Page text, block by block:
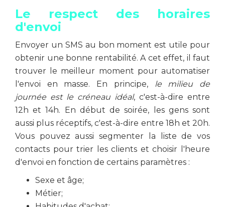
Le respect des horaires
d'envoi
Envoyer un SMS au bon moment est utile pour
obtenir une bonne rentabilité. A cet effet, il faut
trouver le meilleur moment pour automatiser
l'envoi en masse. En principe, le milieu de
journée est le créneau idéal, c'est-à-dire entre
12h et 14h. En début de soirée, les gens sont
aussi plus réceptifs, c'est-à-dire entre 18h et 20h.
Vous pouvez aussi segmenter la liste de vos
contacts pour trier les clients et choisir l'heure
d'envoi en fonction de certains paramètres :
Sexe et âge;
Métier;